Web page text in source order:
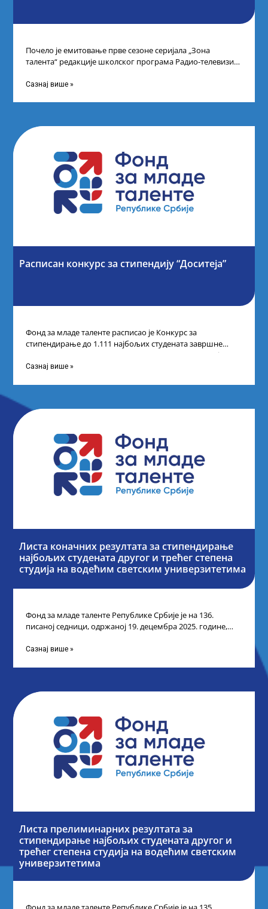
Почело је емитовање прве сезоне серијала „Зона
талента“ редакције школског програма Радио-телевизије
Сазнај више »
Расписан конкурс за стипендију “Доситеја”
Фонд за младе таленте расписао је Конкурс за
стипендирање до 1.111 најбољих студената завршне
године основних и интегрисаних академских студија
Сазнај више »
Листа коначних резултата за стипендирање
најбољих студената другог и трећег степена
студија на водећим светским универзитетима
Фонд за младе таленте Републике Србије је на 136.
писаној седници, одржаној 19. децембра 2025. године,
Сазнај више »
Листа прелиминарних резултата за
стипендирање најбољих студената другог и
трећег степена студија на водећим светским
универзитетима